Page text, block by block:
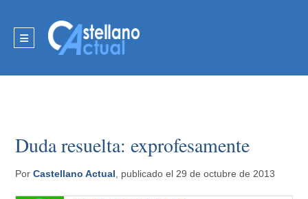
Duda resuelta: exprofesamente
PorCastellano Actual , publicado el 29 de octubre de 2013